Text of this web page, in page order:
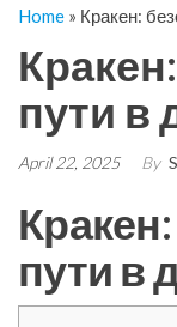
Home » Кракен:
пути в
April 22, 2025 By
пути в